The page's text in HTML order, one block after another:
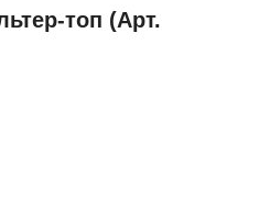
топ (Арт.